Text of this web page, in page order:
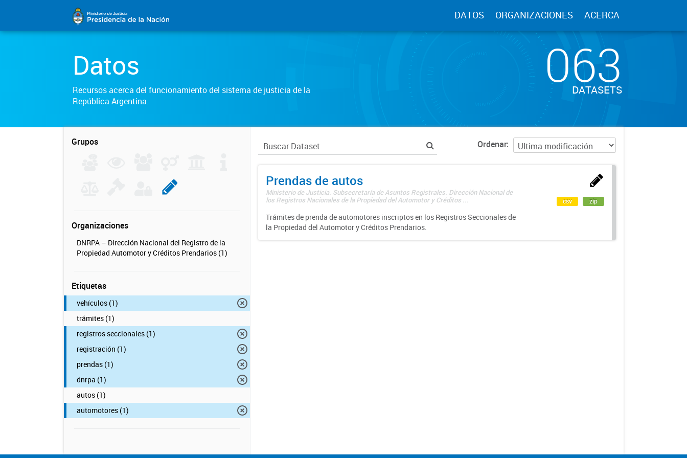
DATOS ORGANIZACIONES ACERCA
Datos
Recursos acerca del funcionamiento del sistema de justicia de la
República Argentina.
063
DATASETS
Grupos
Organizaciones
DNRPA – Dirección Nacional del Registro de la
Propiedad Automotor y Créditos Prendarios (1)
Etiquetas
vehículos (1)
trámites (1)
registros seccionales (1)
registración (1)
prendas (1)
dnrpa (1)
autos (1)
automotores (1)
Ordenar
Prendas de autos
Ministerio de Justicia. Subsecretaría de Asuntos Registrales. Dirección Nacional de
los Registros Nacionales de la Propiedad del Automotor y Créditos ...
Trámites de prenda de automotores inscriptos en los Registros Seccionales de
la Propiedad del Automotor y Créditos Prendarios.
csv zip